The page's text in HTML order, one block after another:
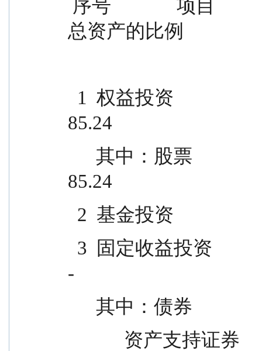
总资产的比例
85.24
85.24
2  基金投资
-
其中：债券
资产支持证券